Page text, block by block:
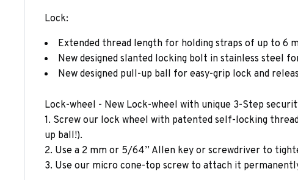
Lock:
Extended thread length for holding straps of up to 6
New designed slanted locking bolt in stainless steel
New designed pull-up ball for easy-grip lock and
Lock-wheel - New Lock-wheel with unique 3-Step
1. Screw our lock wheel with patented self-locking
up ball!).
2. Use a 2 mm or 5/64’’ Allen key or screwdriver to
3. Use our micro cone-top screw to attach it